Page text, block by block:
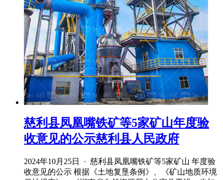
慈利县凤凰嘴铁矿等5家矿山年度验
收意见的公示慈利县人民政府
2024年10月25日 · 慈利县凤凰嘴铁矿等5家矿山 年度验
收意见的公示 根据《土地复垦条例》、《矿山地质环境